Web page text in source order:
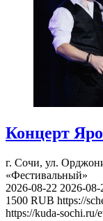
Концерт
г. Сочи, ул.
«Фестивальный»
2026-08-22 2026-08-
1500 RUB https://
https://kuda-sochi.ru/